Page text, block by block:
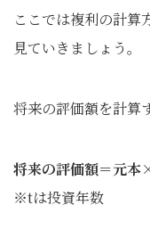
ここでは複利の計算
見ていきましょう。
将来の評価額を計算
将来の評価額＝元
※tは投資年数